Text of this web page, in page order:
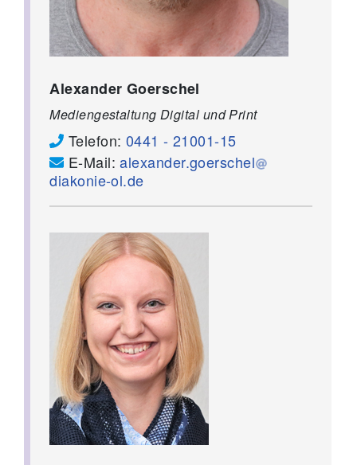
Alexander Goerschel
Mediengestaltung Digital und Print
Telefon: 0441 - 21001-15
E-Mail:alexander.goerschel
diakonie-ol.de